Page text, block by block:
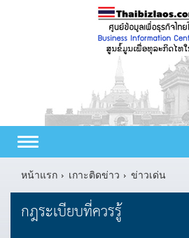
Toggle
navigation
หน้าแรก
เกาะติดข่าว ข่าวเด่น
กฎระเบียบที่ควรรู้